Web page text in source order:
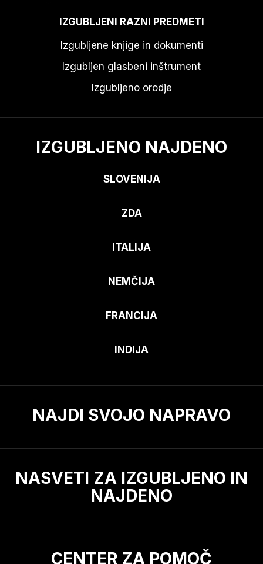
IZGUBLJENI RAZNI PREDMETI
Izgubljene knjige in dokumenti
Izgubljen glasbeni inštrument
Izgubljeno orodje
IZGUBLJENO NAJDENO
SLOVENIJA
ZDA
ITALIJA
NEMČIJA
FRANCIJA
INDIJA
NAJDI SVOJO NAPRAVO
NASVETI ZA IZGUBLJENO IN
NAJDENO
CENTER ZA POMOČ